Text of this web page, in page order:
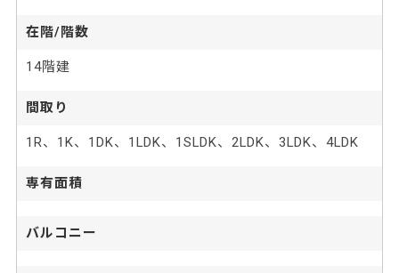
在階/階数
14階建
間取り
1R、1K、1DK、1LDK、1SLDK、2LDK、3LDK、4LDK
専有面積
バルコニー